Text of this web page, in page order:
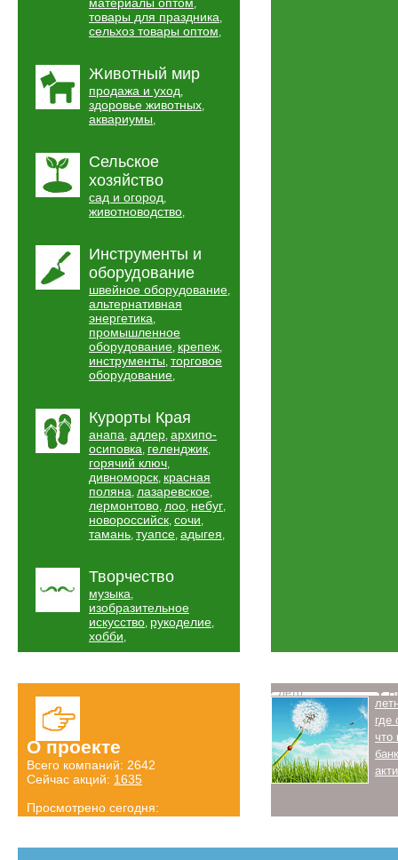
,
товары для праздника,
сельхоз товары оптом,
Животный мир
продажа и уход,
здоровье животных,
аквариумы,
Сельское
хозяйство
сад и огород,
животноводство,
Инструменты и
оборудование
швейное оборудование,
альтернативная
энергетика,
промышленное
оборудование, крепеж,
инструменты, торговое
оборудование,
Курорты Края
анапа, адлер, архипо-
осиповка, геленджик,
горячий ключ,
дивноморск, красная
поляна, лазаревское,
лермонтово, лоо, небуг,
новороссийск, сочи,
тамань, туапсе, адыгея,
Творчество
музыка,
изобразительное
искусство, рукоделие,
хобби,
О проекте
Всего компаний: 2642
Сейчас акций: 1635
Просмотрено сегодня:
Лето
где
что